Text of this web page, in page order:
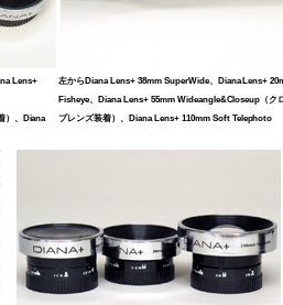
Lens+
）、Diana
左からDiana Lens+ 38mm SuperWide、Diana Lens+
Fisheye、Diana Lens+ 55mm Wideangle&Closeup（ク
プレンズ装着）、Diana Lens+ 110mm Soft Telephoto